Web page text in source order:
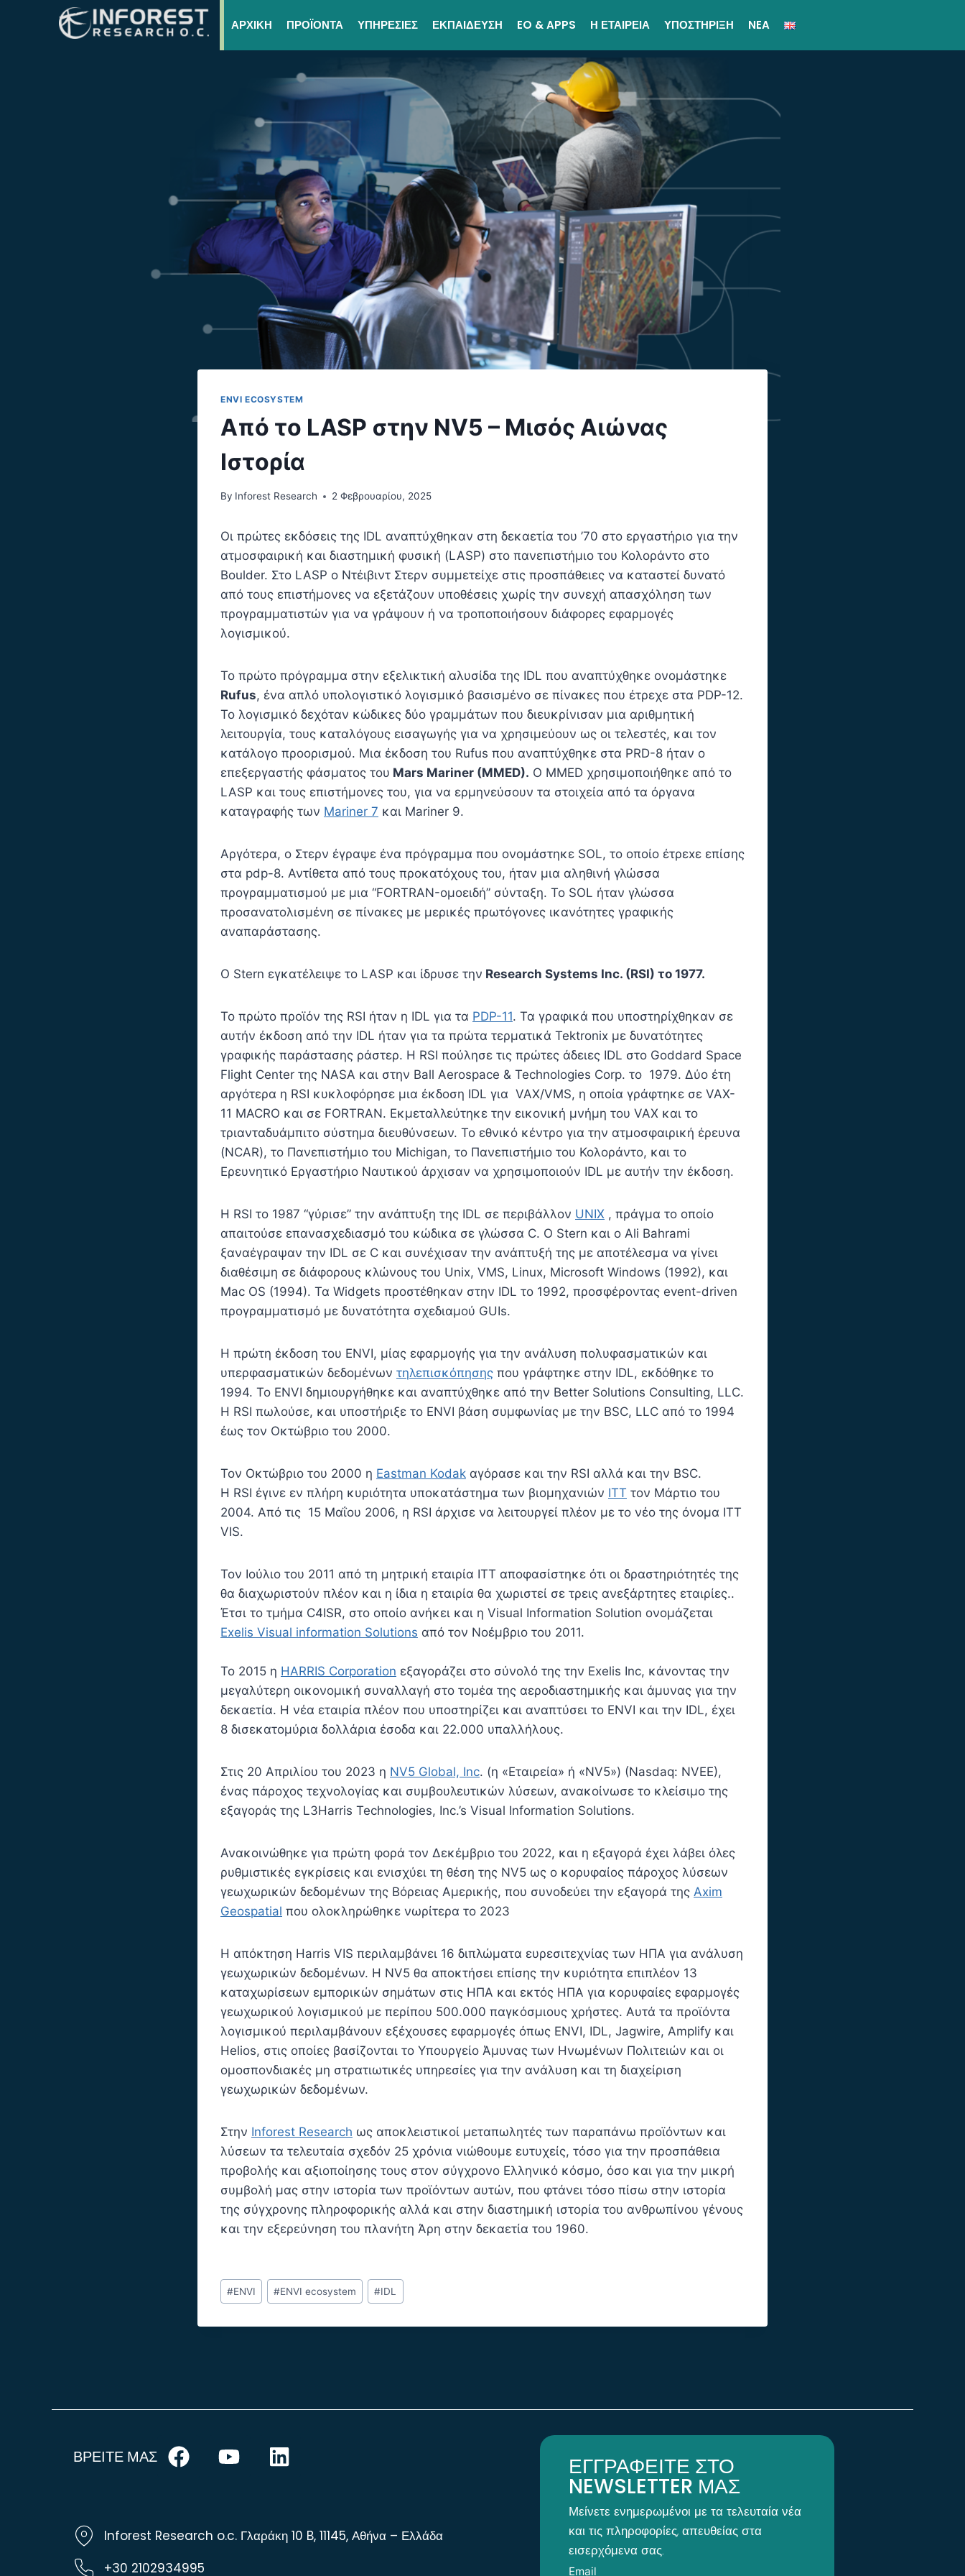
ΑΡΧΙΚΗ ΠΡΟΪΟΝΤΑ ΥΠΗΡΕΣΙΕΣ ΕΚΠΑΙΔΕΥΣΗ EO & APPS Η ΕΤΑΙΡΕΙΑ ΥΠΟΣΤΗΡΙΞΗ NEA
ENVI ECOSYSTEM
Από το LASP στην NV5 – Μισός Αιώνας
Ιστορία
By Inforest Research 2 Φεβρουαρίου, 2025
Οι πρώτες εκδόσεις της IDL αναπτύχθηκαν στη δεκαετία του ’70 στο εργαστήριο για την
ατμοσφαιρική και διαστημική φυσική (LASP) στο πανεπιστήμιο του Κολοράντο στο
Boulder. Στο LASP ο Ντέιβιντ Στερν συμμετείχε στις προσπάθειες να καταστεί δυνατό
από τους επιστήμονες να εξετάζουν υποθέσεις χωρίς την συνεχή απασχόληση των
προγραμματιστών για να γράψουν ή να τροποποιήσουν διάφορες εφαρμογές
λογισμικού.
Το πρώτο πρόγραμμα στην εξελικτική αλυσίδα της IDL που αναπτύχθηκε ονομάστηκε
Rufus, ένα απλό υπολογιστικό λογισμικό βασισμένο σε πίνακες που έτρεχε στα PDP-12.
Το λογισμικό δεχόταν κώδικες δύο γραμμάτων που διευκρίνισαν μια αριθμητική
λειτουργία, τους καταλόγους εισαγωγής για να χρησιμεύουν ως οι τελεστές, και τον
κατάλογο προορισμού. Μια έκδοση του Rufus που αναπτύχθηκε στα PRD-8 ήταν ο
επεξεργαστής φάσματος του Mars Mariner (MMED). Ο MMED χρησιμοποιήθηκε από το
LASP και τους επιστήμονες του, για να ερμηνεύσουν τα στοιχεία από τα όργανα
καταγραφής των Mariner 7 και Mariner 9.
Αργότερα, o Στερν έγραψε ένα πρόγραμμα που ονομάστηκε SOL, το οποίο έτρεxε επίσης
στα pdp-8. Αντίθετα από τους προκατόχους του, ήταν μια αληθινή γλώσσα
προγραμματισμού με μια “FORTRAN-ομοειδή” σύνταξη. Το SOL ήταν γλώσσα
προσανατολισμένη σε πίνακες με μερικές πρωτόγονες ικανότητες γραφικής
αναπαράστασης.
Ο Stern εγκατέλειψε το LASP και ίδρυσε την Research Systems Inc. (RSI) το 1977.
Το πρώτο προϊόν της RSI ήταν η IDL για τα PDP-11. Τα γραφικά που υποστηρίχθηκαν σε
αυτήν έκδοση από την IDL ήταν για τα πρώτα τερματικά Tektronix με δυνατότητες
γραφικής παράστασης ράστερ. Η RSI πούλησε τις πρώτες άδειες IDL στο Goddard Space
Flight Center της NASA και στην Ball Aerospace & Technologies Corp. το 1979. Δύο έτη
αργότερα η RSI κυκλοφόρησε μια έκδοση IDL για VAX/VMS, η οποία γράφτηκε σε VAX-
11 MACRO και σε FORTRAN. Εκμεταλλεύτηκε την εικονική μνήμη του VAX και το
τριανταδυάμπιτο σύστημα διευθύνσεων. Το εθνικό κέντρο για την ατμοσφαιρική έρευνα
(NCAR), το Πανεπιστήμιο του Michigan, το Πανεπιστήμιο του Κολοράντο, και το
Ερευνητικό Εργαστήριο Ναυτικού άρχισαν να χρησιμοποιούν IDL με αυτήν την έκδοση.
Η RSI το 1987 “γύρισε” την ανάπτυξη της IDL σε περιβάλλον UNIX , πράγμα το οποίο
απαιτούσε επανασχεδιασμό του κώδικα σε γλώσσα C. Ο Stern και ο Ali Bahrami
ξαναέγραψαν την IDL σε C και συνέχισαν την ανάπτυξή της με αποτέλεσμα να γίνει
διαθέσιμη σε διάφορους κλώνους του Unix, VMS, Linux, Microsoft Windows (1992), και
Mac OS (1994). Τα Widgets προστέθηκαν στην IDL το 1992, προσφέροντας event-driven
προγραμματισμό με δυνατότητα σχεδιαμού GUIs.
Η πρώτη έκδοση του ENVI, μίας εφαρμογής για την ανάλυση πολυφασματικών και
υπερφασματικών δεδομένων τηλεπισκόπησης που γράφτηκε στην IDL, εκδόθηκε το
1994. Το ENVI δημιουργήθηκε και αναπτύχθηκε από την Better Solutions Consulting, LLC.
Η RSI πωλούσε, και υποστήριξε το ENVI βάση συμφωνίας με την BSC, LLC από το 1994
έως τον Οκτώβριο του 2000.
Τον Οκτώβριο του 2000 η Eastman Kodak αγόρασε και την RSI αλλά και την BSC.
Η RSI έγινε εν πλήρη κυριότητα υποκατάστημα των βιομηχανιών ITT τον Μάρτιο του
2004. Από τις 15 Μαΐου 2006, η RSI άρχισε να λειτουργεί πλέον με το νέο της όνομα ITT
VIS.
Τον Ιούλιο του 2011 από τη μητρική εταιρία ΙΤΤ αποφασίστηκε ότι οι δραστηριότητές της
θα διαχωριστούν πλέον και η ίδια η εταιρία θα χωριστεί σε τρεις ανεξάρτητες εταιρίες..
Έτσι το τμήμα C4ISR, στο οποίο ανήκει και η Visual Information Solution ονομάζεται
Exelis Visual information Solutions από τον Νοέμβριο του 2011.
Το 2015 η HARRIS Corporation εξαγοράζει στο σύνολό της την Exelis Inc, κάνοντας την
μεγαλύτερη οικονομική συναλλαγή στο τομέα της αεροδιαστημικής και άμυνας για την
δεκαετία. Η νέα εταιρία πλέον που υποστηρίζει και αναπτύσει το ENVI και την IDL, έχει
8 δισεκατομύρια δολλάρια έσοδα και 22.000 υπαλλήλους.
Στις 20 Απριλίου του 2023 η NV5 Global, Inc. (η «Εταιρεία» ή «NV5») (Nasdaq: NVEE),
ένας πάροχος τεχνολογίας και συμβουλευτικών λύσεων, ανακοίνωσε τo κλείσιμο της
εξαγοράς της L3Harris Technologies, Inc.’s Visual Information Solutions.
Ανακοινώθηκε για πρώτη φορά τον Δεκέμβριο του 2022, και η εξαγορά έχει λάβει όλες
ρυθμιστικές εγκρίσεις και ενισχύει τη θέση της NV5 ως ο κορυφαίος πάροχος λύσεων
γεωχωρικών δεδομένων της Βόρειας Αμερικής, που συνοδεύει την εξαγορά της Axim
Geospatial που ολοκληρώθηκε νωρίτερα το 2023
Η απόκτηση Harris VIS περιλαμβάνει 16 διπλώματα ευρεσιτεχνίας των ΗΠΑ για ανάλυση
γεωχωρικών δεδομένων. Η NV5 θα αποκτήσει επίσης την κυριότητα επιπλέον 13
καταχωρίσεων εμπορικών σημάτων στις ΗΠΑ και εκτός ΗΠΑ για κορυφαίες εφαρμογές
γεωχωρικού λογισμικού με περίπου 500.000 παγκόσμιους χρήστες. Αυτά τα προϊόντα
λογισμικού περιλαμβάνουν εξέχουσες εφαρμογές όπως ENVI, IDL, Jagwire, Amplify και
Helios, στις οποίες βασίζονται το Υπουργείο Άμυνας των Ηνωμένων Πολιτειών και οι
ομοσπονδιακές μη στρατιωτικές υπηρεσίες για την ανάλυση και τη διαχείριση
γεωχωρικών δεδομένων.
Στην Inforest Research ως αποκλειστικοί μεταπωλητές των παραπάνω προϊόντων και
λύσεων τα τελευταία σχεδόν 25 χρόνια νιώθουμε ευτυχείς, τόσο για την προσπάθεια
προβολής και αξιοποίησης τους στον σύγχρονο Ελληνικό κόσμο, όσο και για την μικρή
συμβολή μας στην ιστορία των προϊόντων αυτών, που φτάνει τόσο πίσω στην ιστορία
της σύγχρονης πληροφορικής αλλά και στην διαστημική ιστορία του ανθρωπίνου γένους
και την εξερεύνηση του πλανήτη Άρη στην δεκαετία του 1960.
#ENVI #ENVI ecosystem #IDL
ΒΡΕΙΤΕ ΜΑΣ
Inforest Research o.c. Γλαράκη 10 B, 11145, Αθήνα – Ελλάδα
+30 2102934995
ΕΓΓΡΑΦΕΙΤΕ ΣΤΟ
NEWSLETTER ΜΑΣ
Μείνετε ενημερωμένοι με τα τελευταία νέα
και τις πληροφορίες, απευθείας στα
εισερχόμενα σας.
Email